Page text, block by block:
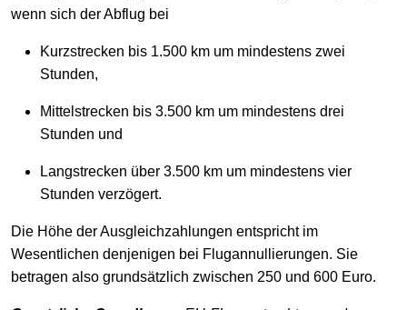
wenn sich der Abflug bei
Kurzstrecken bis 1.500 km um mindestens zwei
Stunden,
Mittelstrecken bis 3.500 km um mindestens drei
Stunden und
Langstrecken über 3.500 km um mindestens vier
Stunden verzögert.
Die Höhe der Ausgleichzahlungen entspricht im
Wesentlichen denjenigen bei Flugannullierungen. Sie
betragen also grundsätzlich zwischen 250 und 600 Euro.